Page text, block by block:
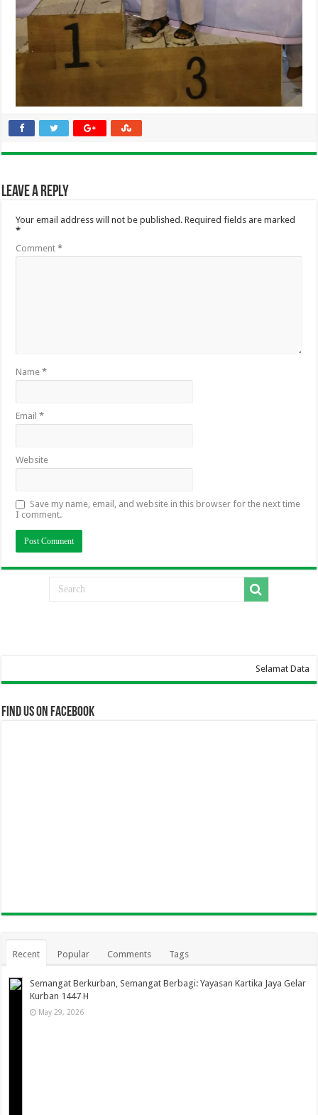
Leave a Reply
Your email address will not be published. Required fields are marked
*
Comment*
Name*
Email*
Website
Save my name, email, and website in this browser for the next time
I comment.
Selamat Datang Di Website SMA
Find us on Facebook
Recent Popular Comments Tags
Semangat Berkurban, Semangat Berbagi: Yayasan Kartika Jaya Gelar
Kurban 1447 H
May 29, 2026